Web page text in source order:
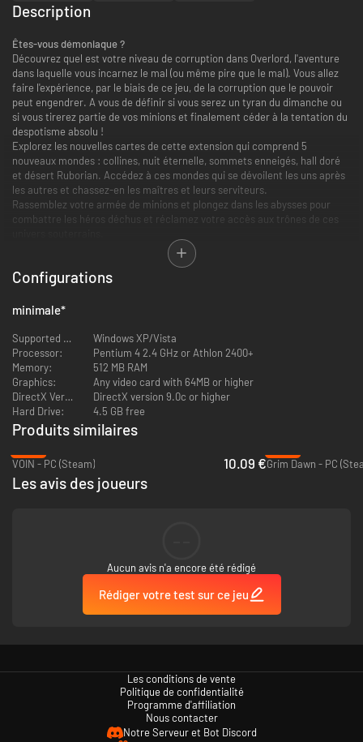
Description
Êtes-vous démoniaque ?
Découvrez quel est votre niveau de corruption dans Overlord, l'aventure
dans laquelle vous incarnez le mal (ou même pire que le mal). Vous allez
faire l'expérience, par le biais de ce jeu, de la corruption que le pouvoir
peut engendrer. A vous de définir si vous serez un tyran du dimanche ou
si vous tirerez partie de vos minions et finalement céder à la tentation du
despotisme absolu !
Explorez les nouvelles cartes de cette extension qui comprend 5
nouveaux mondes : collines, nuit éternelle, sommets enneigés, hall doré
et désert Ruborian. Accédez à ces mondes qui se dévoilent les uns après
les autres et chassez-en les maîtres et leurs serviteurs.
Rassemblez votre armée de minions et plongez dans les abysses pour
combattre les héros déchus et réclamez votre accès aux trônes de ces
Inclus : L'OVERLORD CHALLENGE PACK:
Réservé aux meilleurs tyrans ! Des heures de pillage jusqu'à 7 joueurs en
ligne y compris la carte ‘Capture of maiden’ et ‘Protect Your Power’, ou les
d'assaut ennemies.
Pensez machiavélique, répandez le mal, contrôlez tout !
l'action et devenez le puissant seigneur des ténèbres, chef d'une
armée de minions à la conquête du monde.
Contrôlez une horde de minions Taillables et corvéables a merci, ils
tueront, détruiront, et commettront les pires méfaits sur un simple
claquement de doigt.
Devenez l'OVERLORDVoulez-vous le pouvoir, l'or, le respect et
inspirer la crainte ? Faites vous respecter par tous les moyens
nécessaires.
Partez à la conquête d'un monde merveilleuxLes sept héros déchus,
les nains et les licornes vont apprendre à leurs dépends de quel bois
Configurations
minimale*
Supported OS:
Windows XP/Vista
Processor:
Pentium 4 2.4 GHz or Athlon 2400+
Memory:
512 MB RAM
Graphics:
Any video card with 64MB or higher
DirectX Version:
DirectX version 9.0c or higher
Hard Drive:
4.5 GB free
Produits similaires
VOIN - PC (Steam)
10.09 €Grim Dawn - PC
Les avis des joueurs
Aucun avis n'a encore été rédigé
Rédiger votre test sur ce jeu
Les conditions de vente
Politique de confidentialité
Programme d'affiliation
Nous contacter
Notre Serveur et Bot Discord